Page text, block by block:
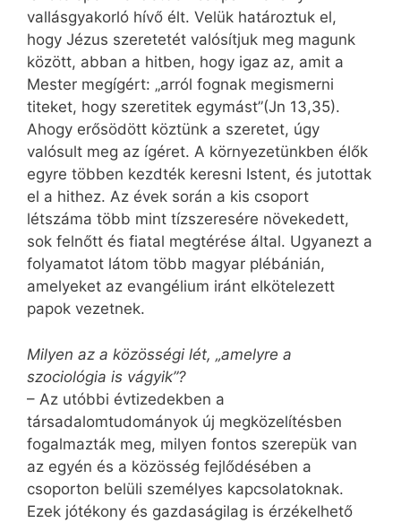
vallásgyakorló hívő élt. Velük határoztuk el,
hogy Jézus szeretetét valósítjuk meg magunk
között, abban a hitben, hogy igaz az, amit a
Mester megígért: „arról fognak megismerni
titeket, hogy szeretitek egymást”(Jn 13,35).
Ahogy erősödött köztünk a szeretet, úgy
valósult meg az ígéret. A környezetünkben élők
egyre többen kezdték keresni Istent, és jutottak
el a hithez. Az évek során a kis csoport
létszáma több mint tízszeresére növekedett,
sok felnőtt és fiatal megtérése által. Ugyanezt a
folyamatot látom több magyar plébánián,
amelyeket az evangélium iránt elkötelezett
papok vezetnek.
Milyen az a közösségi lét, „amelyre a
szociológia is vágyik”?
– Az utóbbi évtizedekben a
társadalomtudományok új megközelítésben
fogalmazták meg, milyen fontos szerepük van
az egyén és a közösség fejlődésében a
csoporton belüli személyes kapcsolatoknak.
Ezek jótékony és gazdaságilag is érzékelhető